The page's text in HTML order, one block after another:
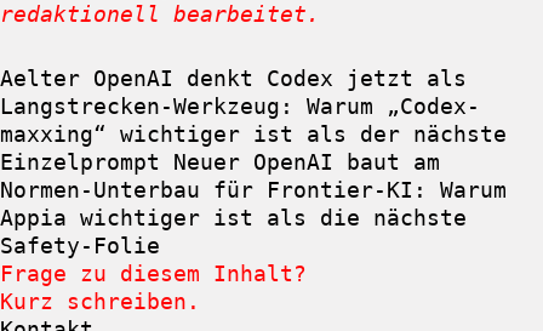
redaktionell bearbeitet.
Aelter OpenAI denkt Codex jetzt als
Langstrecken-Werkzeug: Warum „Codex-
maxxing“ wichtiger ist als der nächste
Einzelprompt
Neuer OpenAI baut am
Normen-Unterbau für Frontier-KI: Warum
Appia wichtiger ist als die nächste
Safety-Folie
Frage zu diesem Inhalt?
Kurz schreiben.